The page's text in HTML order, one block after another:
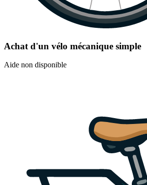
Achat d'un vélo mécanique simple
Aide non disponible